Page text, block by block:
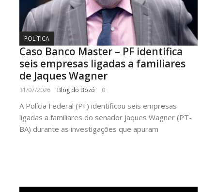
POLÍTICA
Caso Banco Master – PF identifica
seis empresas ligadas a familiares
de Jaques Wagner
31/07/2026 Blog do Bozó 0
A Polícia Federal (PF) identificou seis empresas
ligadas a familiares do senador Jaques Wagner (PT-
BA) durante as investigações que apuram